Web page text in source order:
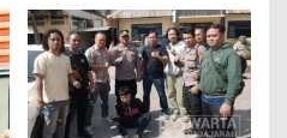
Kasus Narkoba